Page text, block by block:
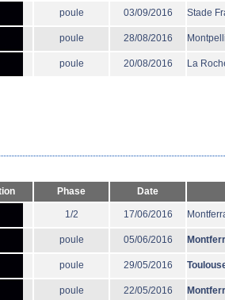
poule 03/09/2016 Stade
poule 28/08/2016
poule 20/08/2016 La
Phase Date
1/2 17/06/2016
poule 05/06/2016
poule 29/05/2016
poule 22/05/2016